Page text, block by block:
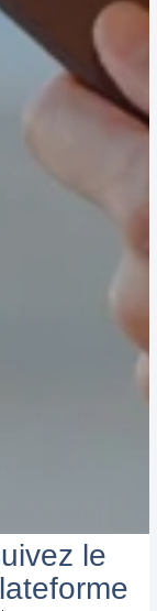
le